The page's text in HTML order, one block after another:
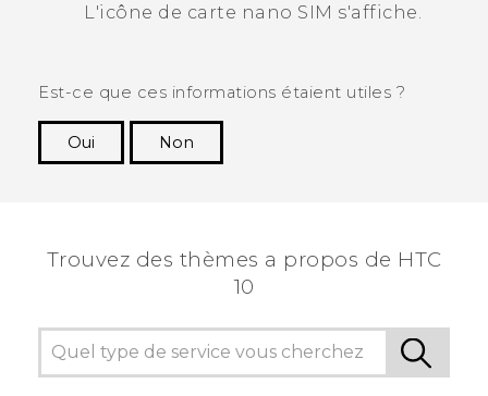
L'icône de carte nano SIM s'affiche.
Est-ce que ces informations étaient utiles ?
Oui
Non
Trouvez des thèmes a propos de HTC
10